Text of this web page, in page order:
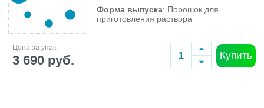
Форма выпуска: Порошок для
приготовления раствора
Цена за упак.
3 690 руб. Купить